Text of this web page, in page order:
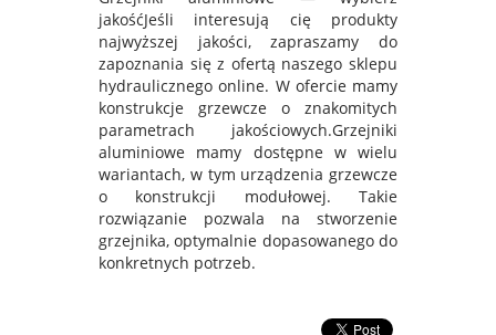
jakośćJeśli interesują cię produkty
najwyższej jakości, zapraszamy do
zapoznania się z ofertą naszego sklepu
hydraulicznego online. W ofercie mamy
konstrukcje grzewcze o znakomitych
parametrach jakościowych.Grzejniki
aluminiowe mamy dostępne w wielu
wariantach, w tym urządzenia grzewcze
o konstrukcji modułowej. Takie
rozwiązanie pozwala na stworzenie
grzejnika, optymalnie dopasowanego do
konkretnych potrzeb.